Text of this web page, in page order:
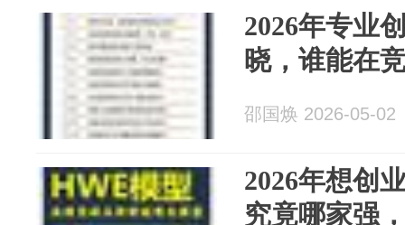
2026年专业
晓，谁能在
邵国焕 2026-05-02
2026年想创
究竟哪家强